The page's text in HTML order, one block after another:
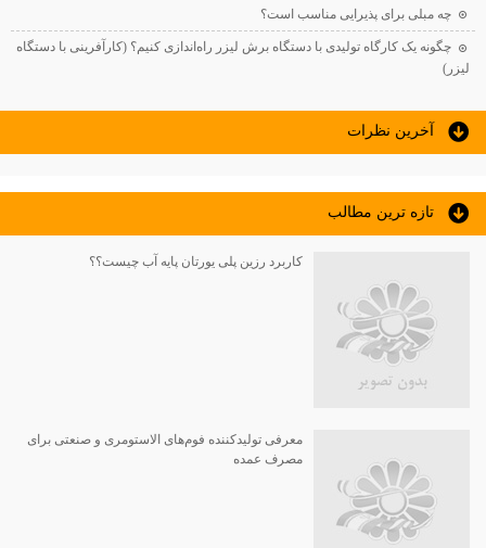
چه مبلی برای پذیرایی مناسب است؟
چگونه یک کارگاه تولیدی با دستگاه برش لیزر راه‌اندازی کنیم؟ (کارآفرینی با دستگاه
لیزر)
آخرين نظرات
تازه ترين مطالب
کاربرد رزین پلی یورتان پایه آب چیست؟؟
معرفی تولیدکننده فوم‌های الاستومری و صنعتی برای
مصرف عمده